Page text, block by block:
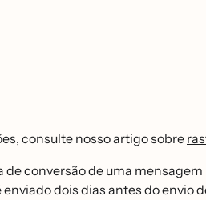
consulte nosso artigo sobre
conversão de uma
dois dias antes do envio